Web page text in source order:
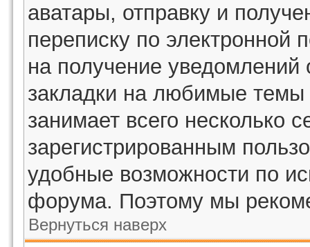
аватары, отправку и
переписку по электронной
на получение
закладки на любимые темы
занимает всего несколько
зарегистрированным
удобные возможности по
форума. Поэтому мы
Вернуться наверх